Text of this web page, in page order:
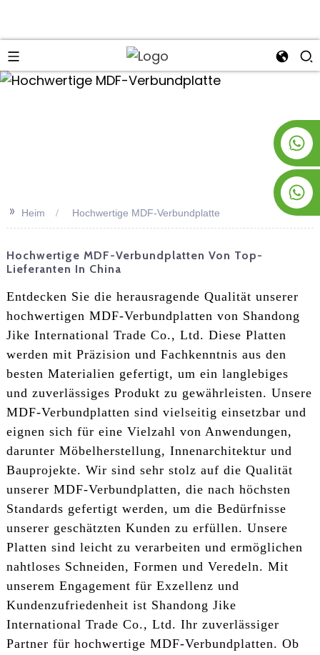
>>
Heim Hochwertige MDF-Verbundplatte
Hochwertige MDF-Verbundplatten Von Top-
Lieferanten In China
Entdecken Sie die herausragende Qualität unserer
hochwertigen MDF-Verbundplatten von Shandong
Jike International Trade Co., Ltd. Diese Platten
werden mit Präzision und Fachkenntnis aus den
besten Materialien gefertigt, um ein langlebiges
und zuverlässiges Produkt zu gewährleisten. Unsere
MDF-Verbundplatten sind vielseitig einsetzbar und
eignen sich für eine Vielzahl von Anwendungen,
darunter Möbelherstellung, Innenarchitektur und
Bauprojekte. Wir sind sehr stolz auf die Qualität
unserer MDF-Verbundplatten, die nach höchsten
Standards gefertigt werden, um die Bedürfnisse
unserer geschätzten Kunden zu erfüllen. Unsere
Platten sind leicht zu verarbeiten und ermöglichen
nahtloses Schneiden, Formen und Veredeln. Mit
unserem Engagement für Exzellenz und
Kundenzufriedenheit ist Shandong Jike
International Trade Co., Ltd. Ihr zuverlässiger
Partner für hochwertige MDF-Verbundplatten. Ob